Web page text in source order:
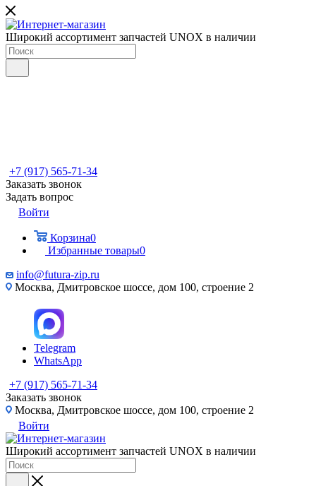
Широкий ассортимент запчастей UNOX в наличии
+7 (917) 565-71-34
Заказать звонок
Задать вопрос
Войти
Корзина0
Избранные товары0
info@futura-zip.ru
Москва, Дмитровское шоссе, дом 100, строение 2
Telegram
WhatsApp
+7 (917) 565-71-34
Заказать звонок
Москва, Дмитровское шоссе, дом 100, строение 2
Войти
Широкий ассортимент запчастей UNOX в наличии